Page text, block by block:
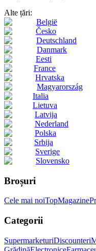
Alte țări:
België
Česko
Deutschland
Danmark
Eesti
France
Hrvatska
Magyarország
Italia
Lietuva
Latvija
Nederland
Polska
Srbija
Sverige
Slovensko
Broșuri
Cele mai noiTopMagazine
Categorii
SupermarketuriDiscounteri